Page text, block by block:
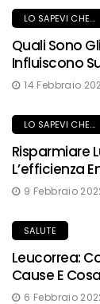
LO SAPEVI CHE...
Quali Sono
Influiscono
14 Febbraio
LO SAPEVI CHE...
Risparmiare
L’efficienza
9 Febbraio
SALUTE
Leucorrea:
Cause E
6 Febbraio